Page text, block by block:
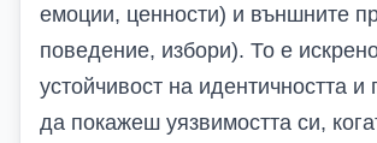
емоции, ценности) и външните
поведение, избори). То е
устойчивост на идентичността и
да покажеш уязвимостта си,